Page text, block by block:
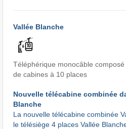
Vallée Blanche
Téléphérique monocâble
de cabines à 10 places
Nouvelle télécabine combinée
Blanche
La nouvelle télécabine combinée
le télésiège 4 places Vallée